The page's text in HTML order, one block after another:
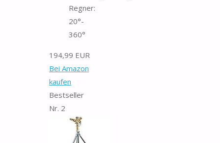
Regner:
20°-
360°
194,99 EUR
Bei Amazon
kaufen
Bestseller
Nr. 2